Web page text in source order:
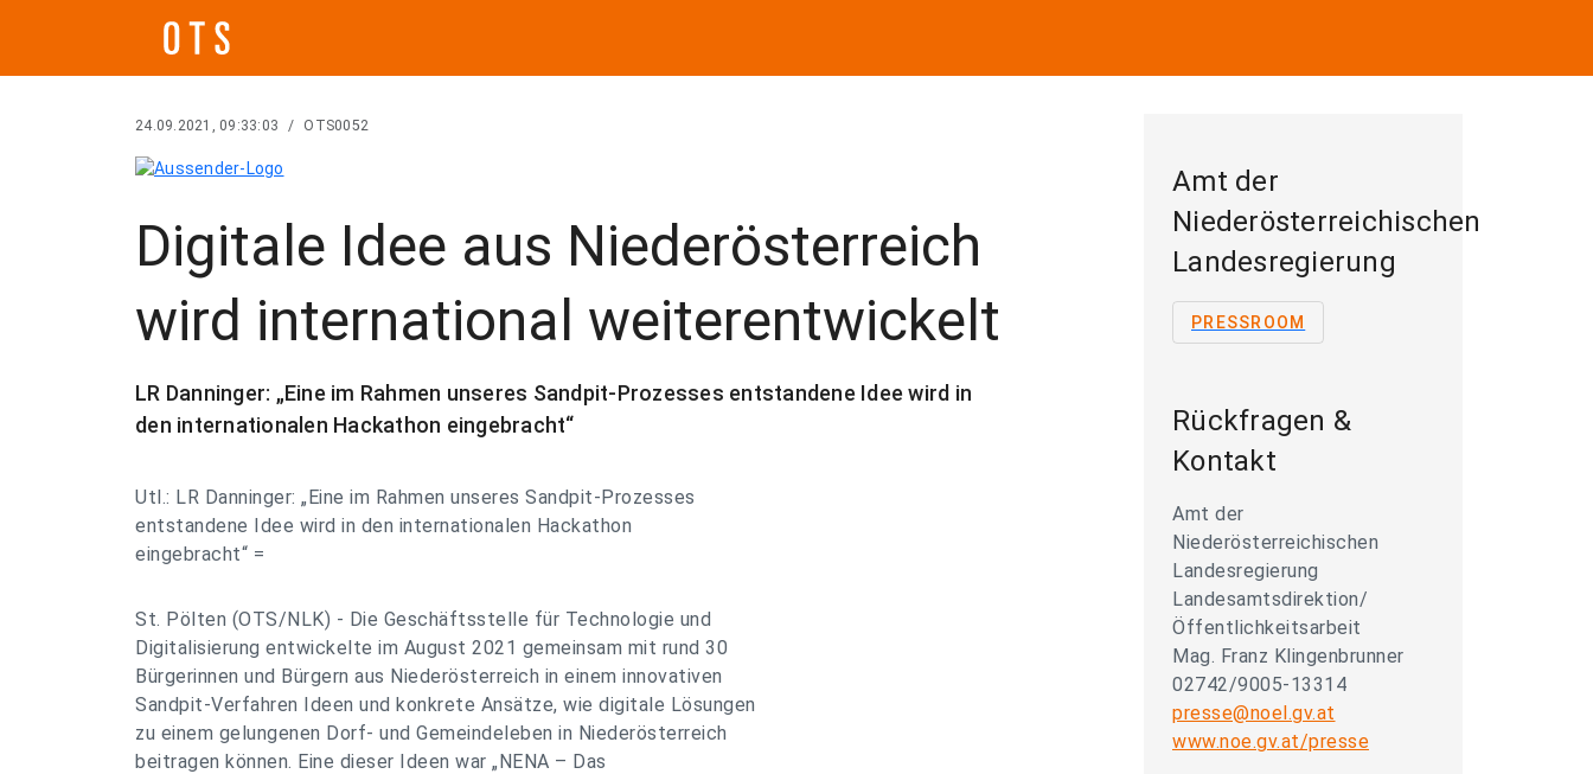
24.09.2021, 09:33:03 / OTS0052
Digitale Idee aus Niederösterreich
wird international weiterentwickelt
LR Danninger: „Eine im Rahmen unseres Sandpit-Prozesses entstandene Idee wird in
den internationalen Hackathon eingebracht“
Utl.: LR Danninger: „Eine im Rahmen unseres Sandpit-Prozesses
entstandene Idee wird in den internationalen Hackathon
eingebracht“ =
St. Pölten (OTS/NLK) - Die Geschäftsstelle für Technologie und
Digitalisierung entwickelte im August 2021 gemeinsam mit rund 30
Bürgerinnen und Bürgern aus Niederösterreich in einem innovativen
Sandpit-Verfahren Ideen und konkrete Ansätze, wie digitale Lösungen
zu einem gelungenen Dorf- und Gemeindeleben in Niederösterreich
beitragen können. Eine dieser Ideen war „NENA – Das
Amt der
Niederösterreichischen
Landesregierung
PRESSROOM
Rückfragen &
Kontakt
Amt der
Niederösterreichischen
Landesregierung
Landesamtsdirektion/
Öffentlichkeitsarbeit
Mag. Franz Klingenbrunner
02742/9005-13314
presse@noel.gv.at
www.noe.gv.at/presse